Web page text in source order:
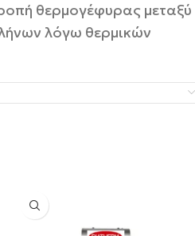
θερμογέφυρας μεταξύ
λόγω θερμικών